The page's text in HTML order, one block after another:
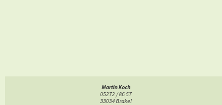
Martin Koch
05272 / 86 57
33034 Brakel